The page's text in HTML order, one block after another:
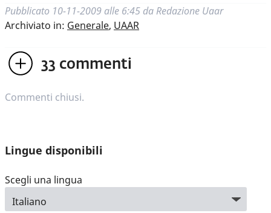
Pubblicato 10-11-2009 alle 6:45 da Redazione Uaar
Archiviato in: Generale, UAAR
33 commenti
Commenti chiusi.
Lingue disponibili
Scegli una lingua